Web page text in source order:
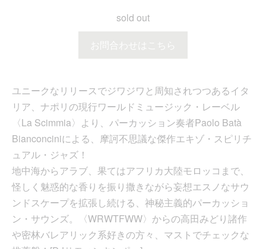
sold out
お問合わせはこちら
ユニークなリリースでジワジワと周知されつつあるイタ
リア、ナポリの現行ワールドミュージック・レーベル
〈La Scimmia〉より、パーカッション奏者Paolo Batà
Bianconciniによる、摩訶不思議な傑作エキゾ・スピリチ
ュアル・ジャズ！
地中海からアラブ、果てはアフリカ大陸モロッコまで、
怪しく魅惑的な香りを振り撒きながら妄想エスノなサウ
ンドスケープを拡張し続ける、神秘主義的パーカッショ
ン・サウンズ。〈WRWTFWW〉からの高田みどり諸作
や密林バレアリック系好きの方々、マストでチェックな